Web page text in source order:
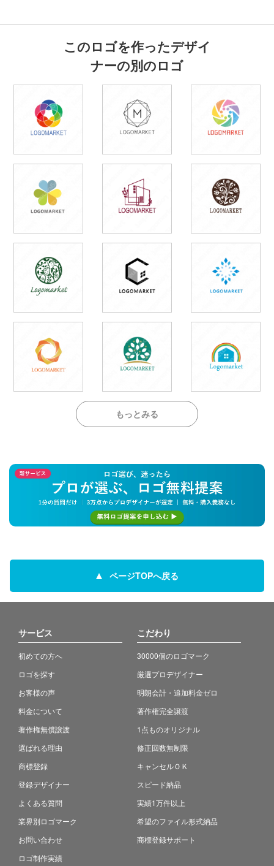
このロゴを作ったデザイ
ナーの別のロゴ
もっとみる
ページTOPへ戻る
サービス
初めての方へ
ロゴを探す
お客様の声
料金について
著作権無償譲渡
選ばれる理由
商標登録
登録デザイナー
よくある質問
業界別ロゴマーク
お問い合わせ
ロゴ制作実績
こだわり
30000個のロゴマーク
厳選プロデザイナー
明朗会計・追加料金ゼロ
著作権完全譲渡
1点ものオリジナル
修正回数無制限
キャンセルＯＫ
スピード納品
実績1万件以上
希望のファイル形式納品
商標登録サポート